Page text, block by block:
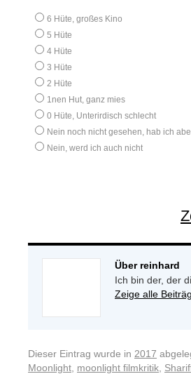
6 Hüte, großes Kino
5 Hüte
4 Hüte
3 Hüte
2 Hüte
1nen Hut, ganz mies
0 Hüte, Unterirdisch schlecht
Nein noch nicht gesehen, hab ich
Nein, werd ich auch nicht
Über reinhard
Ich bin der, der
Zeige alle
Dieser Eintrag wurde in 2017
Moonlight moonlight filmkritik